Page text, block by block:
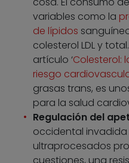
variables como la
de lípidos
colesterol LDL y
artículo ‘Colesterol:
riesgo
grasas trans, es
para la salud
Regulación del
occidental
ultraprocesados